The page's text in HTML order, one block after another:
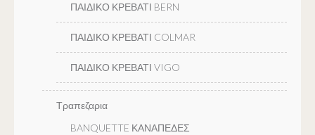
ΠΑΙΔΙΚΟ ΚΡΕΒΑΤΙ BERN
ΠΑΙΔΙΚΟ ΚΡΕΒΑΤΙ COLMAR
ΠΑΙΔΙΚΟ ΚΡΕΒΑΤΙ VIGO
Τραπεζαρια
BANQUETTE ΚΑΝΑΠΕΔΕΣ